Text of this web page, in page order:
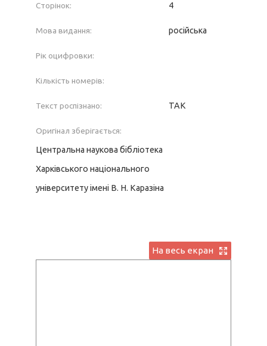
Сторінок: 4
Мова видання: російська
Рік оцифровки:
Кількість номерів:
Текст роспізнано: ТАК
Оригінал зберігається:
Центральна наукова бібліотека
Харківського національного
університету імені В. Н. Каразіна
На весь екран